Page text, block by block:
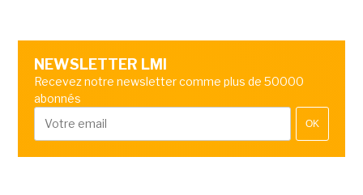
NEWSLETTER LMI
Recevez notre newsletter comme plus de 50000
abonnés
OK